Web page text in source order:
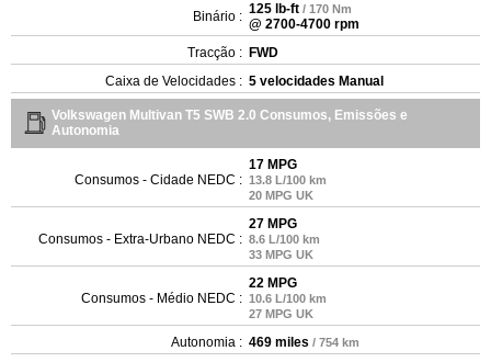
Binário : 125 lb-ft / 170 Nm
@ 2700-4700 rpm
Tracção : FWD
Caixa de Velocidades : 5 velocidades Manual
Volkswagen Multivan T5 SWB 2.0 Consumos, Emissões e
Autonomia
Consumos - Cidade NEDC :
17 MPG
13.8 L/100 km
20 MPG UK
Consumos - Extra-Urbano NEDC :
27 MPG
8.6 L/100 km
33 MPG UK
Consumos - Médio NEDC :
22 MPG
10.6 L/100 km
27 MPG UK
Autonomia : 469 miles / 754 km